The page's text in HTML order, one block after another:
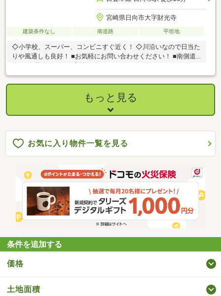
宮崎県日向市大字財光寺
建築条件なし 南道路 平坦地
◇小学校、スーパー、コンビニすぐ近く！ ◇川沿いなので日当た
りや風通しも良好！ ■お気軽にお問い合わせください！ ■南側道
路6ｍで駐車しやすい立地です！
もっと見る
お気に入り物件一覧を見る
条件を追加する
価格
土地面積